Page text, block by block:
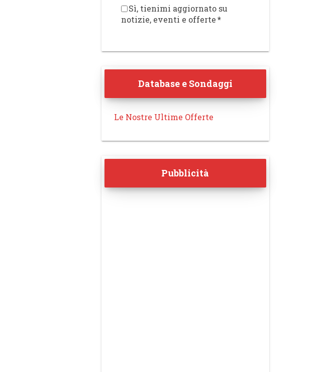
Sì, tienimi aggiornato su
notizie, eventi e offerte*
Database e Sondaggi
Le Nostre Ultime Offerte
Pubblicità